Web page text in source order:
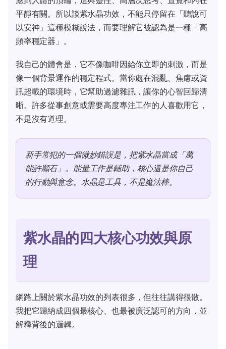
平靜有關。所以談紫水晶功效，不能只停留在「聽說可
以安神」這種模糊說法，而要理解它被認為是一種「高
頻率穩定器」。
我自己的體會是，它不像咖啡因給你立即的刺激，而是
像一個背景運作的穩定程式。當你處在混亂、焦慮或資
訊超載的環境時，它幫助過濾雜訊，讓你的心智回歸清
晰。許多從事創意或需要高度專注工作的人喜歡用它，
不是沒有道理。
新手常犯的一個微妙錯誤是，把紫水晶當成「萬
能許願石」。能量工作是輔助，核心還是你自己
的行動與意念。水晶是工具，不是魔法棒。
紫水晶的四大核心功效與原
理
網路上關於紫水晶功效的列表很多，但往往講得很散。
我把它歸納成四個最核心、也最被廣泛認可的方向，並
解釋背後的邏輯。